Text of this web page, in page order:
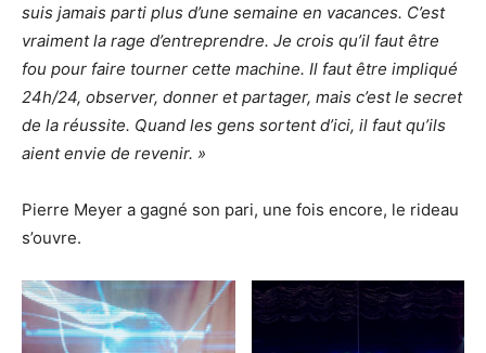
suis jamais parti plus d’une semaine en vacances. C’est
vraiment la rage d’entreprendre. Je crois qu’il faut être
fou pour faire tourner cette machine. Il faut être impliqué
24h/24, observer, donner et partager, mais c’est le secret
de la réussite. Quand les gens sortent d’ici, il faut qu’ils
aient envie de revenir. »
Pierre Meyer a gagné son pari, une fois encore, le rideau
s’ouvre.